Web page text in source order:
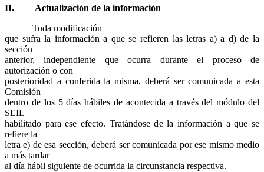
II.
Actualización de la información
Toda modificación
que sufra la información a que se refieren las letras a) a d) de la
sección
anterior, independiente que ocurra durante el proceso de
autorización o con
posterioridad a conferida la misma, deberá ser comunicada a esta
Comisión
dentro de los 5 días hábiles de acontecida a través del módulo del
SEIL
habilitado para ese efecto. Tratándose de la información a que se
refiere la
letra e) de esa sección, deberá ser comunicada por ese mismo medio
a más tardar
al día hábil siguiente de ocurrida la circunstancia respectiva.